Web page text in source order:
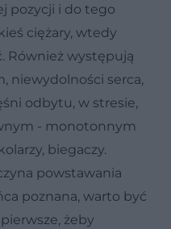
pozycji i do tego
ciężary, wtedy
Również występują
niewydolności serca,
odbytu, w stresie,
- monotonnym
biegaczy.
powstawania
poznana, warto być
żeby